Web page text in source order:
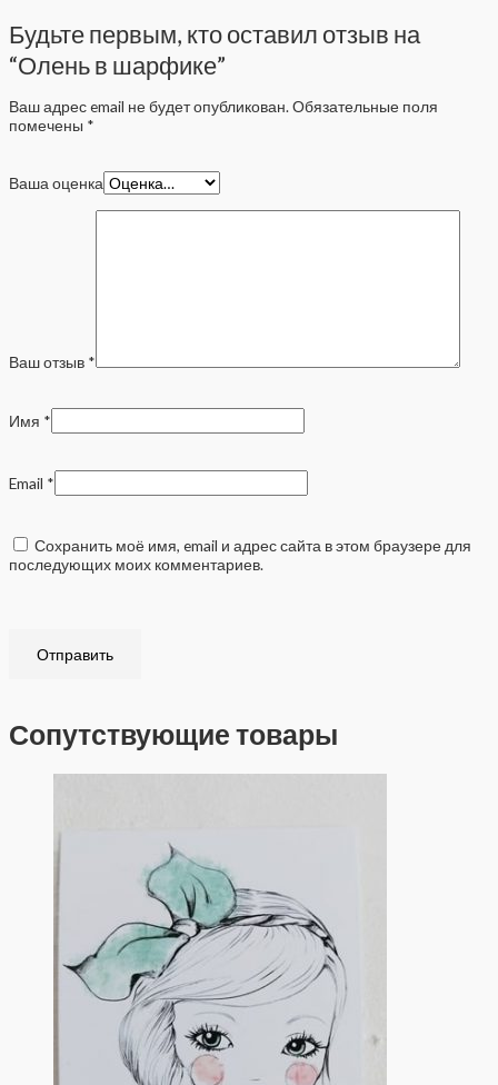
Будьте первым, кто оставил отзыв на
“Олень в шарфике”
Ваш адрес email не будет опубликован. Обязательные поля
помечены *
Ваша оценка
Ваш отзыв *
Имя *
Email *
Сохранить моё имя, email и адрес сайта в этом браузере для
последующих моих комментариев.
Сопутствующие товары